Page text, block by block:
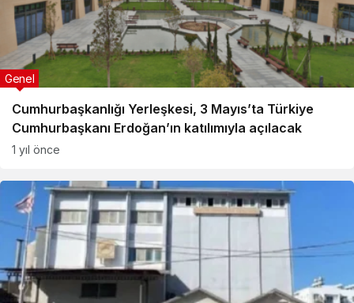
Cumhurbaşkanlığı Yerleşkesi, 3 Mayıs’ta Türkiye
Cumhurbaşkanı Erdoğan’ın katılımıyla açılacak
Genel
1 yıl önce